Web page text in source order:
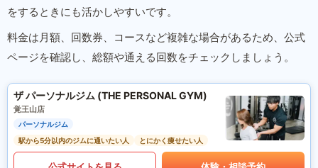
をするときにも活かしやすいです。
料金は月額、回数券、コースなど複雑な場合があるため、公式
ページを確認し、総額や通える回数をチェックしましょう。
ザ パーソナルジム (THE PERSONAL GYM)
覚王山店
パーソナルジム
駅から5分以内のジムに通いたい人
とにかく痩せたい人